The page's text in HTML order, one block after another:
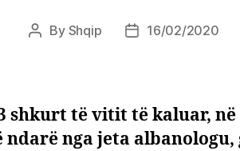
Post
By Shqip
Post16/02/2020
shkurt të vitit të kaluar, në
ndarë nga jeta